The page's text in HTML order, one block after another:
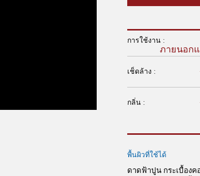
การใช้งาน :
ภายนอก
เช็ดล้าง :
กลิ่น :
พื้นผิวที่ใช้ได้
ดาดฟ้าปูน กระเบื้องค